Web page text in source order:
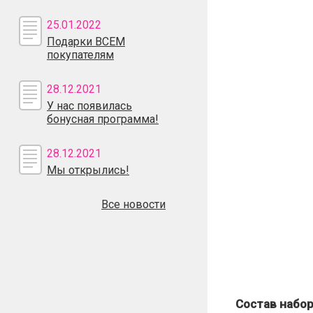
25.01.2022
Подарки ВСЕМ
покупателям
28.12.2021
У нас появилась
бонусная программа!
28.12.2021
Мы открылись!
Все новости
Состав